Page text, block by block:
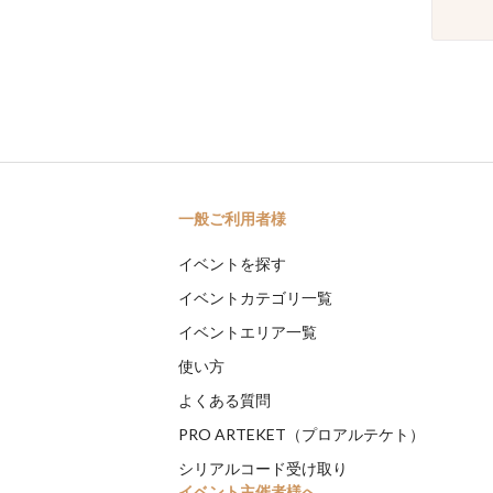
一般ご利用者様
イベントを探す
イベントカテゴリ一覧
イベントエリア一覧
使い方
よくある質問
PRO ARTEKET（プロアルテケト）
シリアルコード受け取り